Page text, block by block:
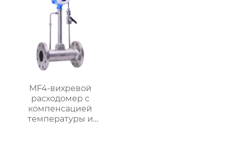
MF4-вихревой
расходомер с
компенсацией
температуры и